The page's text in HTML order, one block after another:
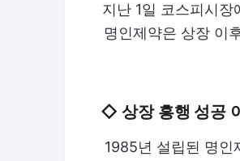
지난 1일 코스피시
명인제약은 상장 이
◇ 상장 흥행 성공
1985년 설립된 명인